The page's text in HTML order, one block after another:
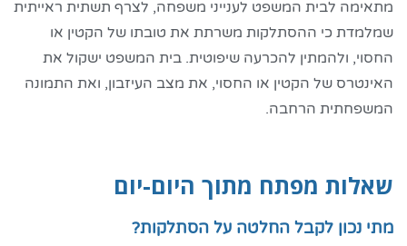
מתאימה לבית המשפט לענייני משפחה, לצרף תשתית ראייתית
שמלמדת כי ההסתלקות משרתת את טובתו של הקטין או
החסוי, ולהמתין להכרעה שיפוטית. בית המשפט ישקול את
האינטרס של הקטין או החסוי, את מצב העיזבון, ואת התמונה
המשפחתית הרחבה.
שאלות מפתח מתוך היום-יום
מתי נכון לקבל החלטה על הסתלקות?